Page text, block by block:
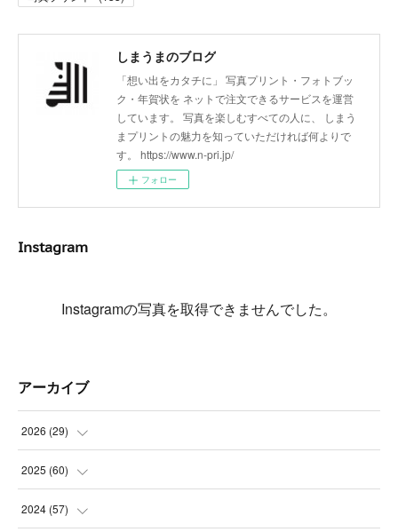
しまうまのブログ
「想い出をカタチに」 写真プリント・フォトブッ
ク・年賀状を ネットで注文できるサービスを運営
しています。 写真を楽しむすべての人に、 しまう
まプリントの魅力を知っていただければ何よりで
す。 https://www.n-pri.jp/
フォロー
Instagram
Instagramの写真を取得できませんでした。
アーカイブ
2026 (29)
(5
(3
2025 (60)
(3
2024 (57)